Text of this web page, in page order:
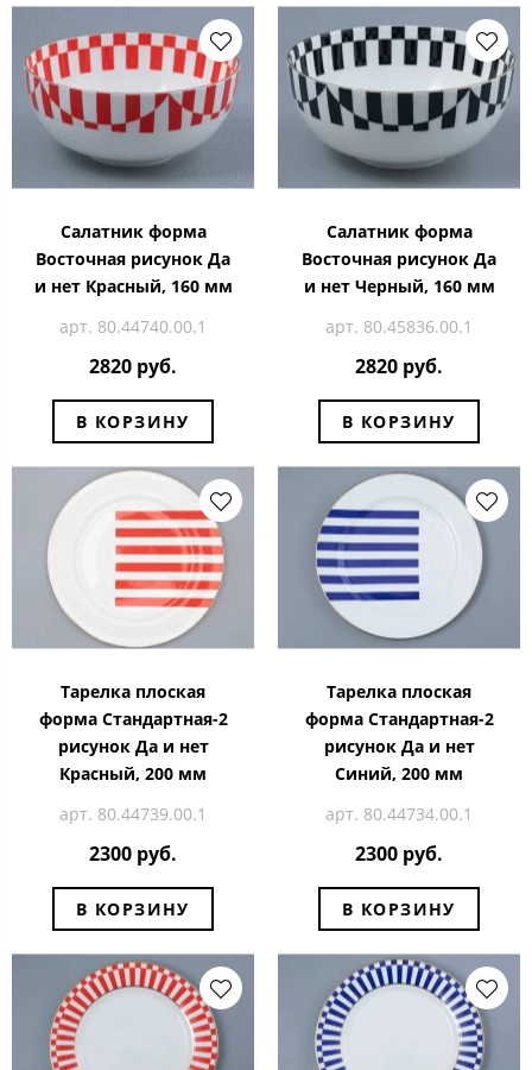
Салатник форма
Восточная рисунок Да
и нет Красный, 160 мм
арт. 80.44740.00.1
2820 руб.
В КОРЗИНУ
Салатник форма
Восточная рисунок Да
и нет Черный, 160 мм
арт. 80.45836.00.1
2820 руб.
В КОРЗИНУ
Тарелка плоская
форма Стандартная-2
рисунок Да и нет
Красный, 200 мм
арт. 80.44739.00.1
2300 руб.
В КОРЗИНУ
Тарелка плоская
форма Стандартная-2
рисунок Да и нет
Синий, 200 мм
арт. 80.44734.00.1
2300 руб.
В КОРЗИНУ